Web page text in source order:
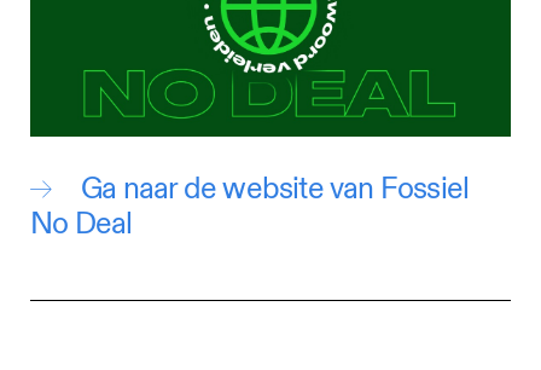
Ga naar de website van Fossiel
No Deal